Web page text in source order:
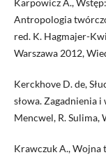
Antropologia
red. K. Hagmajer-
Warszawa 2012,
Kerckhove D. de,
słowa. Zagadnienia
Mencwel, R. Sulima,
Krawczuk A., Wojna